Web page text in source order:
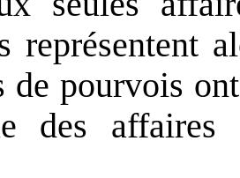
représentent
de pourvois
des